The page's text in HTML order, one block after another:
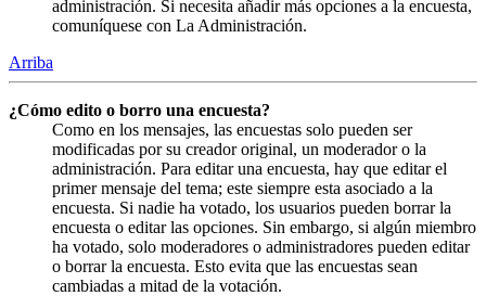
administración. Si necesita añadir más opciones a la encuesta,
comuníquese con La Administración.
Arriba
¿Cómo edito o borro una encuesta?
Como en los mensajes, las encuestas solo pueden ser
modificadas por su creador original, un moderador o la
administración. Para editar una encuesta, hay que editar el
primer mensaje del tema; este siempre esta asociado a la
encuesta. Si nadie ha votado, los usuarios pueden borrar la
encuesta o editar las opciones. Sin embargo, si algún miembro
ha votado, solo moderadores o administradores pueden editar
o borrar la encuesta. Esto evita que las encuestas sean
cambiadas a mitad de la votación.